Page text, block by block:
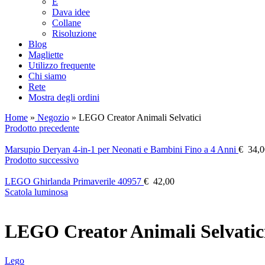
Dava idee
Collane
Risoluzione
Blog
Magliette
Utilizzo frequente
Chi siamo
Rete
Mostra degli ordini
Home » Negozio » LEGO Creator Animali Selvatici
Prodotto precedente
Marsupio Deryan 4-in-1 per Neonati e Bambini Fino a 4 Anni €
Prodotto successivo
LEGO Ghirlanda Primaverile 40957 € 42,00
Scatola luminosa
LEGO Creator Animali
Lego